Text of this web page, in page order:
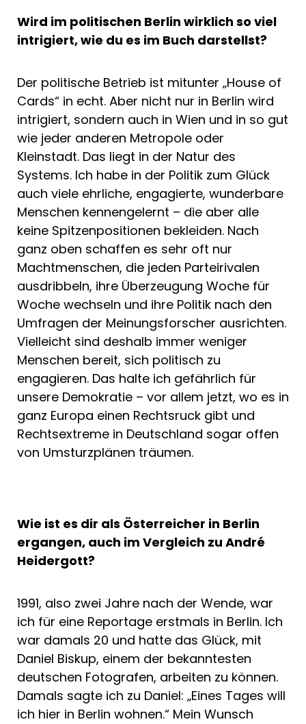
Wird im politischen Berlin wirklich so viel
intrigiert, wie du es im Buch darstellst?
Der politische Betrieb ist mitunter „House of
Cards“ in echt. Aber nicht nur in Berlin wird
intrigiert, sondern auch in Wien und in so gut
wie jeder anderen Metropole oder
Kleinstadt. Das liegt in der Natur des
Systems. Ich habe in der Politik zum Glück
auch viele ehrliche, engagierte, wunderbare
Menschen kennengelernt – die aber alle
keine Spitzenpositionen bekleiden. Nach
ganz oben schaffen es sehr oft nur
Machtmenschen, die jeden Parteirivalen
ausdribbeln, ihre Überzeugung Woche für
Woche wechseln und ihre Politik nach den
Umfragen der Meinungsforscher ausrichten.
Vielleicht sind deshalb immer weniger
Menschen bereit, sich politisch zu
engagieren. Das halte ich gefährlich für
unsere Demokratie – vor allem jetzt, wo es in
ganz Europa einen Rechtsruck gibt und
Rechtsextreme in Deutschland sogar offen
von Umsturzplänen träumen.
Wie ist es dir als Österreicher in Berlin
ergangen, auch im Vergleich zu André
Heidergott?
1991, also zwei Jahre nach der Wende, war
ich für eine Reportage erstmals in Berlin. Ich
war damals 20 und hatte das Glück, mit
Daniel Biskup, einem der bekanntesten
deutschen Fotografen, arbeiten zu können.
Damals sagte ich zu Daniel: „Eines Tages will
ich hier in Berlin wohnen.“ Mein Wunsch